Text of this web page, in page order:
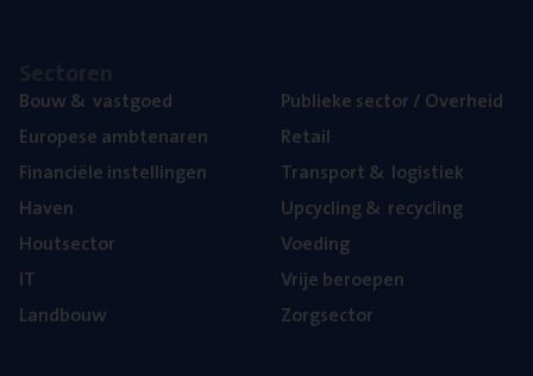
Bouw& vastgoed
Euro­pe­se ambtenaren
Finan­ci­ë­le instellingen
Haven
Hout­sec­tor
IT
Land­bouw
Publie­ke sec­tor / Overheid
Retail
Trans­port& logistiek
Upcy­cling& recycling
Voe­ding
Vrije beroe­pen
Zorg­sec­tor